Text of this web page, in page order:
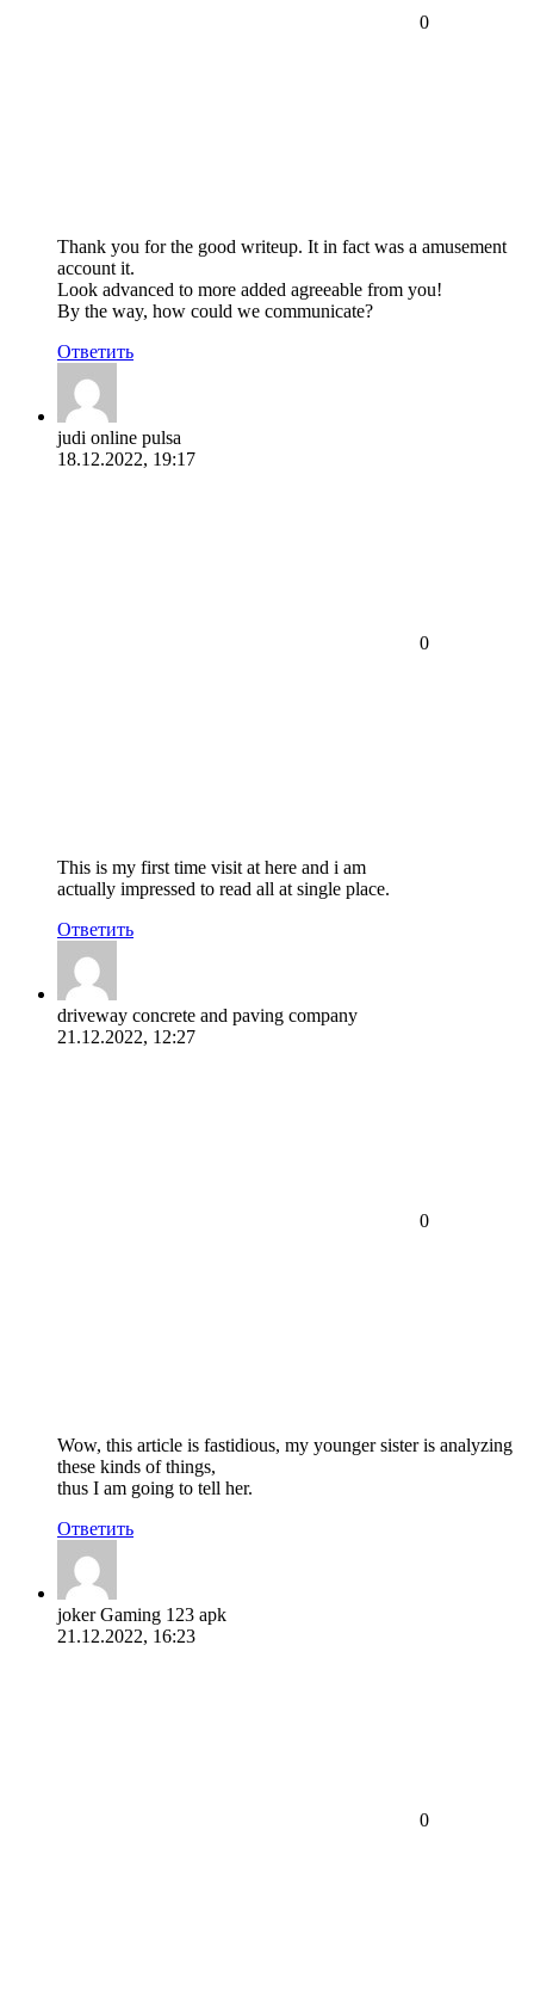
0
Thank you for the good writeup. It in fact was a amusement
account it.
Look advanced to more added agreeable from you!
By the way, how could we communicate?
Ответить
judi online pulsa
18.12.2022, 19:17
0
This is my first time visit at here and i am
actually impressed to read all at single place.
Ответить
driveway concrete and paving company
21.12.2022, 12:27
0
Wow, this article is fastidious, my younger sister is analyzing
these kinds of things,
thus I am going to tell her.
Ответить
joker Gaming 123 apk
21.12.2022, 16:23
0